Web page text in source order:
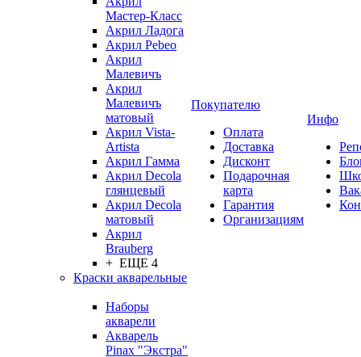
Мастер-Класс
Акрил Ладога
Акрил Pebeo
Акрил
Малевичъ
Акрил
Малевичъ
матовый
Акрил Vista-
Artista
Акрил Гамма
Акрил Decola
глянцевый
Акрил Decola
матовый
Акрил
Brauberg
+ ЕЩЕ 4
Краски акварельные
Наборы
акварели
Акварель
Pinax "Экстра"
Покупателю
Оплата
Доставка
Дисконт
Подарочная
карта
Гарантия
Организациям
Инфо